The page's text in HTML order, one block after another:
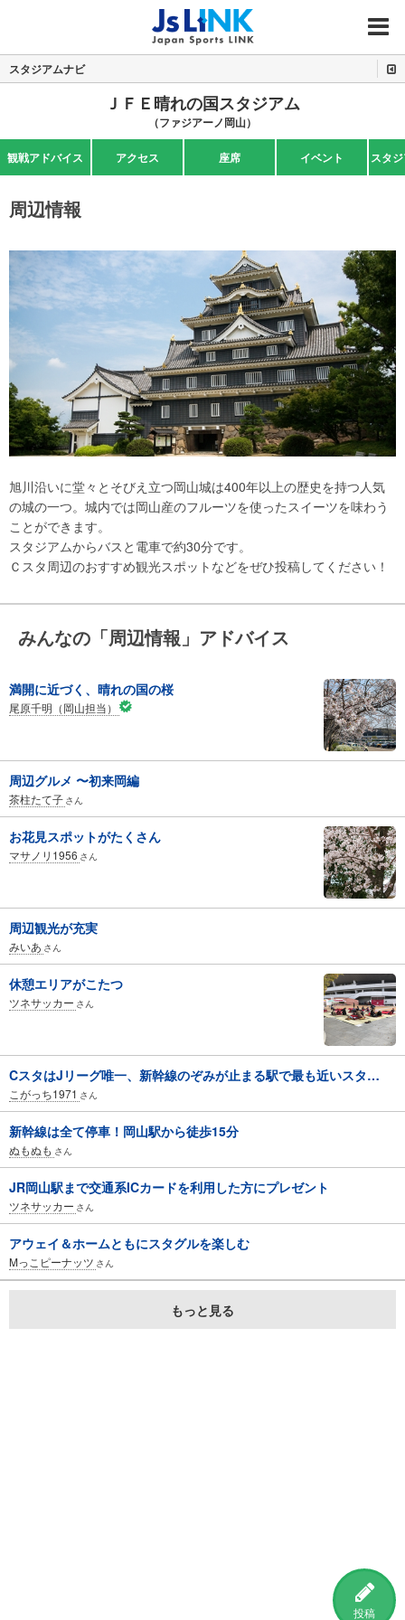
MENU
投稿
スタジアムナビ
ＪＦＥ晴れの国スタジアム
（ファジアーノ岡山）
観戦アドバイス アクセス 座席 イベント スタ
周辺情報
旭川沿いに堂々とそびえ立つ岡山城は400年以上の歴史を持つ人気
の城の一つ。城内では岡山産のフルーツを使ったスイーツを味わう
ことができます。
スタジアムからバスと電車で約30分です。
Ｃスタ周辺のおすすめ観光スポットなどをぜひ投稿してください！
みんなの「周辺情報」アドバイス
満開に近づく、晴れの国の桜
尾原千明（岡山担当）
周辺グルメ 〜初来岡編
茶柱たて子 さん
お花見スポットがたくさん
マサノリ1956 さん
周辺観光が充実
みいあ さん
休憩エリアがこたつ
ツネサッカー さん
CスタはJリーグ唯一、新幹線のぞみが止まる駅で最も近いスタ…
こがっち1971 さん
新幹線は全て停車！岡山駅から徒歩15分
ぬもぬも さん
JR岡山駅まで交通系ICカードを利用した方にプレゼント
ツネサッカー さん
アウェイ＆ホームともにスタグルを楽しむ
Mっこピーナッツ さん
もっと見る